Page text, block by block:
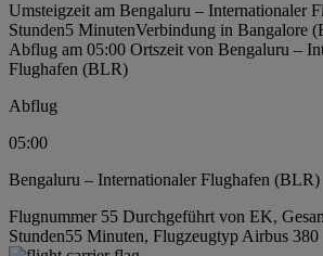
Umsteigzeit am Bengaluru – Internationaler
Stunden5 MinutenVerbindung in Bangalore
Abflug am 05:00 Ortszeit von Bengaluru –
Flughafen (BLR)
Abflug
05:00
Bengaluru – Internationaler Flughafen (BLR)
Flugnummer 55 Durchgeführt von EK,
Stunden55 Minuten, Flugzeugtyp Airbus 380